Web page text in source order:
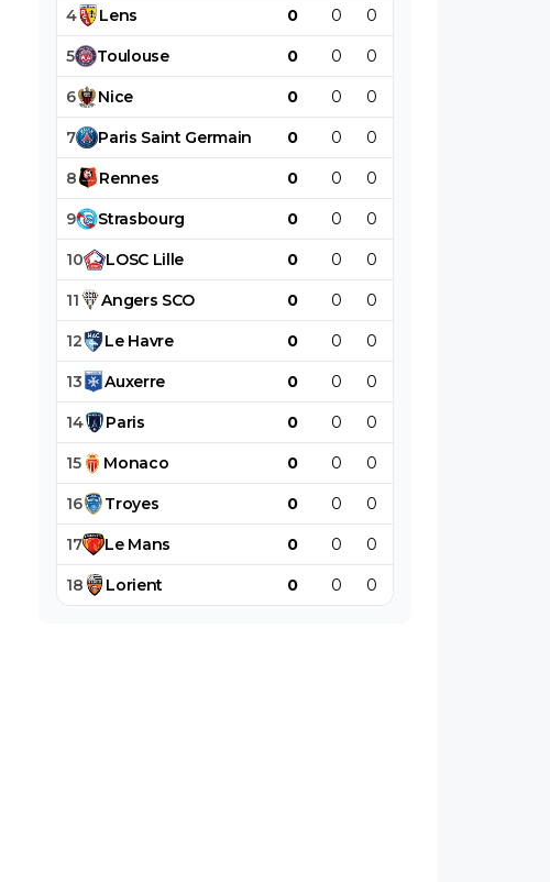
4 Lens 0 0 0
5 Toulouse 0 0 0
6 Nice 0 0 0
7 Paris Saint Germain 0 0 0
8 Rennes 0 0 0
9 Strasbourg 0 0 0
10 LOSC Lille 0 0 0
11 Angers SCO 0 0 0
12 Le Havre 0 0 0
13 Auxerre 0 0 0
14 Paris 0 0 0
15 Monaco 0 0 0
16 Troyes 0 0 0
17 Le Mans 0 0 0
18 Lorient 0 0 0